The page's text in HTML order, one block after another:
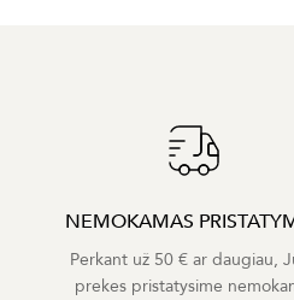
NEMOKAMAS
Perkant už 50 € ar daugiau,
prekes pristatysime